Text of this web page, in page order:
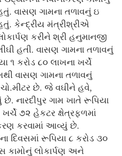
વાસણ ગામના તળાવનું ઇ
કેન્દ્રીય મંત્રીશ્રીએ
કરીને શ્રી હનુમાનજી
હતી. વાસણ ગામના તળાવનું
૧ કરોડ ૮૦ લાખના ખર્ચે
વાસણ ગામના તળાવનું
છે. જે વઘીને હવે,
નારદીપુર ગામ ખાતે રૂપિયા
૭૨ હેકટર ક્ષેત્રફળમાં
કરવામાં આવ્યું છે.
દિવસમાં રૂપિયા ૮ કરોડ ૩૦
કામોનું લોકાર્પણ અને